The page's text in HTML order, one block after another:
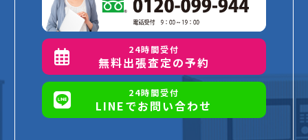
24時間受付
無料出張査定の予約
24時間受付
LINEでお問い合わせ